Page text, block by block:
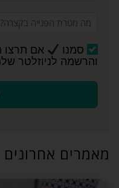
סמנו
אם תרצו
והרשמה לניוזלטר
מאמרים אחרונים